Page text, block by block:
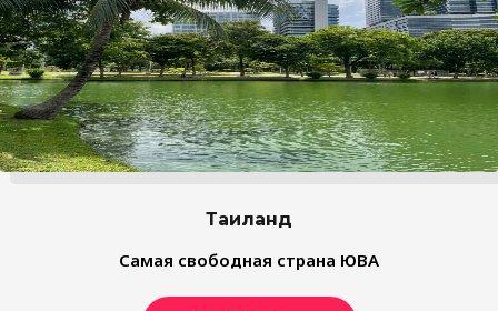
Таиланд
Самая свободная страна ЮВА